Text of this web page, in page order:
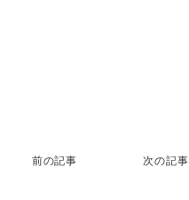
前の記事 次の記事